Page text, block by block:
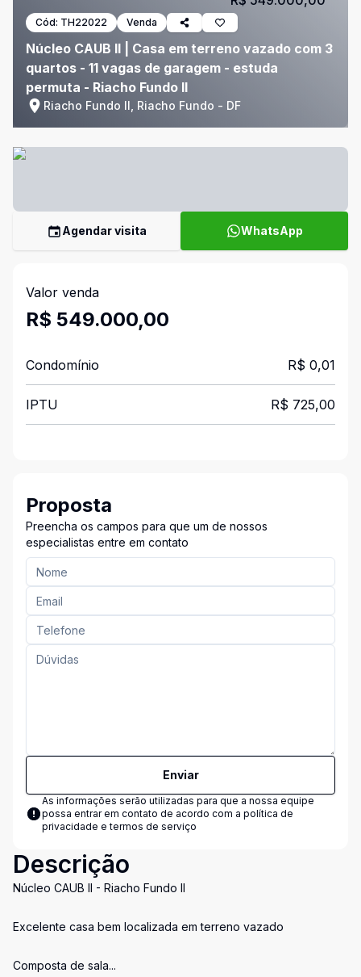
Cód: TH22022 Venda
Núcleo CAUB II | Casa em terreno vazado com 3
quartos - 11 vagas de garagem - estuda
permuta - Riacho Fundo II
Riacho Fundo II, Riacho Fundo - DF
Agendar visita WhatsApp
Valor venda
R$ 549.000,00
Condomínio R$ 0,01
IPTU R$ 725,00
Proposta
Preencha os campos para que um de nossos
especialistas entre em contato
Enviar
As informações serão utilizadas para que a nossa equipe
possa entrar em contato de acordo com a política de
privacidade e termos de serviço
Descrição
Núcleo CAUB II - Riacho Fundo II
Excelente casa bem localizada em terreno vazado
Composta de sala...